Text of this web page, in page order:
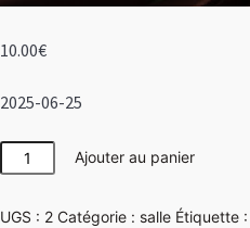
10.00€
2025-06-25
quantité
de
Ajouter au panier
UGS : 2 Catégorie : salle Étiquette :